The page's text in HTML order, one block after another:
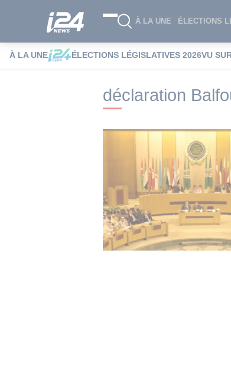
À LA UNE ÉLECTIONS
À LA UNE ÉLECTIONS LÉGISLATIVES 2026VU
i24NEWS i24NEWS Tags index
déclaration